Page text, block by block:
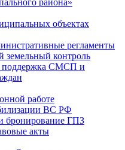
района»
объектах
регламенты
контроль
поддержка СМСП и
работе
ВС РФ
бронирование ГПЗ
акты